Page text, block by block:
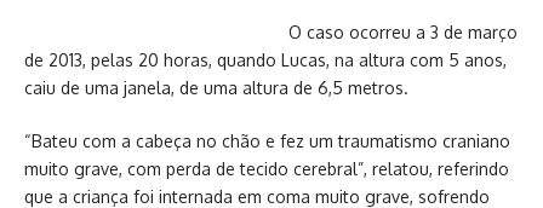
O caso ocorreu a 3 de março
de 2013, pelas 20 horas, quando Lucas, na altura com 5 anos,
caiu de uma janela, de uma altura de 6,5 metros.
“Bateu com a cabeça no chão e fez um traumatismo craniano
muito grave, com perda de tecido cerebral”, relatou, referindo
que a criança foi internada em coma muito grave, sofrendo